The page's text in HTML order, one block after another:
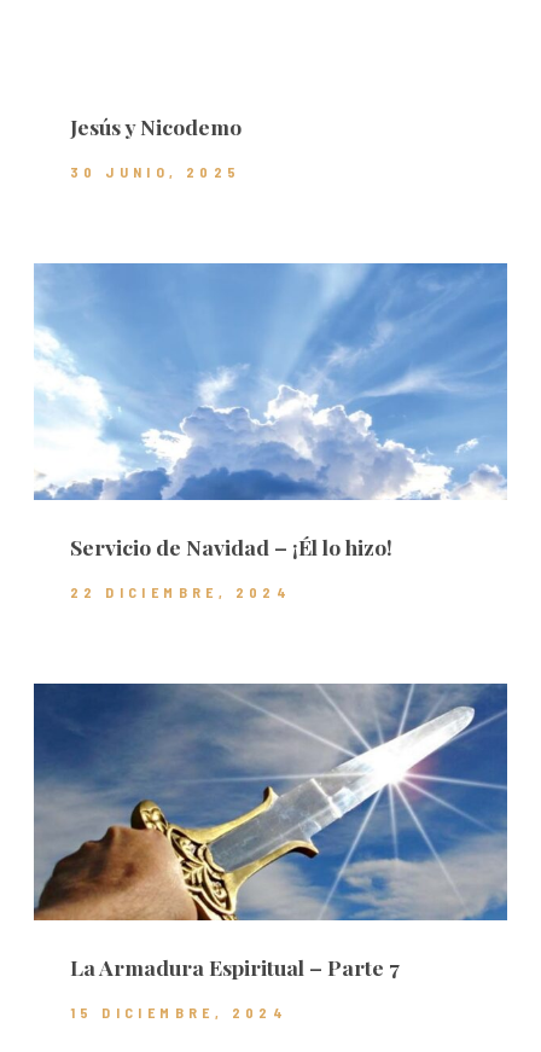
Jesús y Nicodemo
30 JUNIO, 2025
Servicio de Navidad – ¡Él lo hizo!
22 DICIEMBRE, 2024
La Armadura Espiritual – Parte 7
15 DICIEMBRE, 2024